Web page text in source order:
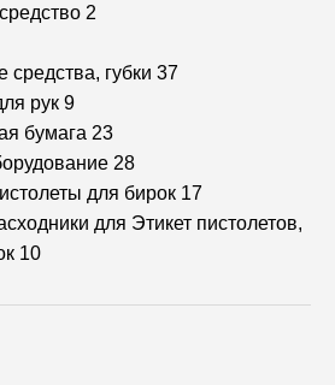
2
губки 37
рук 9
бумага 23
28
для бирок 17
для Этикет пистолетов,
10